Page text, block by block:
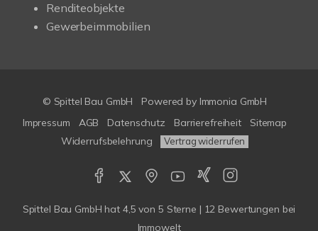
Renditeobjekte
Gewerbeimmobilien
© Spittel Bau GmbH Powered by Immonia GmbH
Impressum
AGB Datenschutz Barrierefreiheit
Sitemap
Widerrufsbelehrung
Vertrag widerrufen
Spittel Bau GmbH hat 4,5 von 5 Sterne | 12 Bewertungen bei
Immowelt